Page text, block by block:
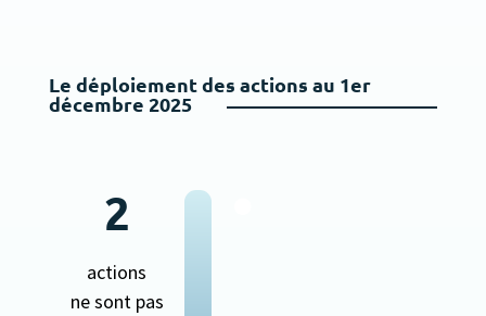
Le déploiement des actions au 1er
décembre 2025
2
actions
ne sont pas